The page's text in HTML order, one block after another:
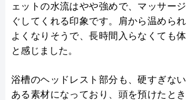
ェットの水流はやや強めで、マッサー
ぐしてくれる印象です。肩から温めら
よくなりそうで、長時間入らなくても
と感じました。
浴槽のヘッドレスト部分も、硬すぎな
ある素材になっており、頭を預けたと